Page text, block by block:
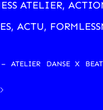
ATELIER,
, ACTU,
– ATELIER DANSE X